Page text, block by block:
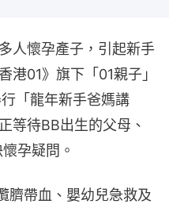
人懷孕產子，引起新手
港01》旗下「01親子」
「龍年新手爸媽講
等待BB出生的父母、
孕疑問。
臍帶血、嬰幼兒急救及